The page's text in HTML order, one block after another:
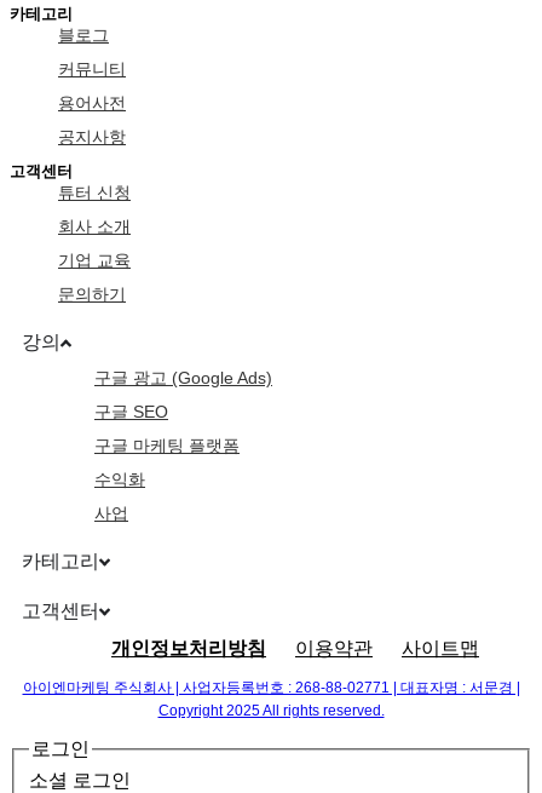
카테고리
블로그
커뮤니티
용어사전
공지사항
고객센터
튜터 신청
회사 소개
기업 교육
문의하기
강의
구글 광고 (Google Ads)
구글 SEO
구글 마케팅 플랫폼
수익화
사업
카테고리
고객센터
개인정보처리방침
이용약관 사이트맵
아이엔마케팅 주식회사 | 사업자등록번호 : 268-88-02771 | 대표자명 : 서문경 |
Copyright 2025 All rights reserved.
로그인
소셜 로그인